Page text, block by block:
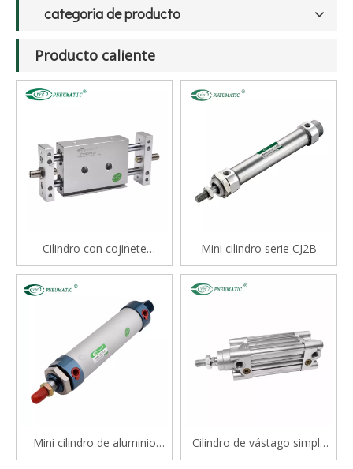
categoria de producto
Producto caliente
Cilindro con cojinete
deslizante tipo varilla doble
serie STM
Mini cilindro serie CJ2B
Mini cilindro de aluminio
serie Mal
Cilindro de vástago simple
estándar de doble efecto